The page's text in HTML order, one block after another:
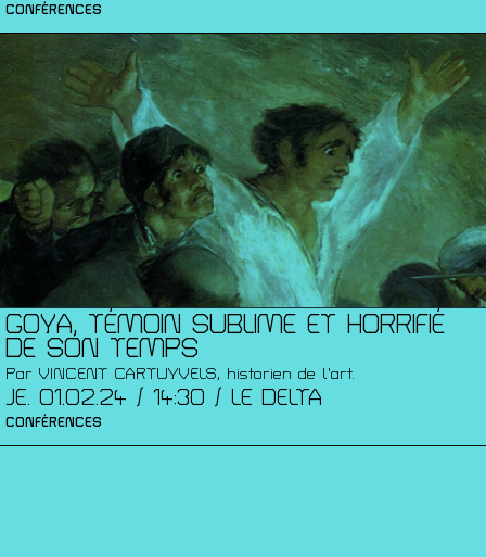
CONFÉRENCES
GOYA, TÉMOIN SUBLIME ET HORRIFIÉ
DE SON TEMPS
Par VINCENT CARTUYVELS, historien de l’art.
JE. 01.02.24 / 14:30 / LE DELTA
CONFÉRENCES